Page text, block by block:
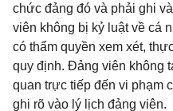
chức đảng đó và phải ghi
viên không bị kỷ luật về cá
có thẩm quyền xem xét,
quy định. Đảng viên không
quan trực tiếp đến vi phạm
ghi rõ vào lý lịch đảng viên.